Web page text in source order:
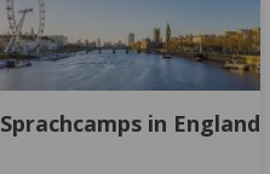
Sprachcamps in England